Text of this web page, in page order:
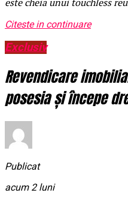
Citeste in continuare
Exclusiv
Revendicare
posesia și începe
Publicat
acum 2 luni